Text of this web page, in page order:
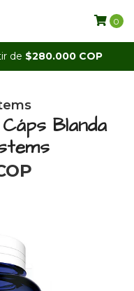
de $280.000 COP
0
Blanda